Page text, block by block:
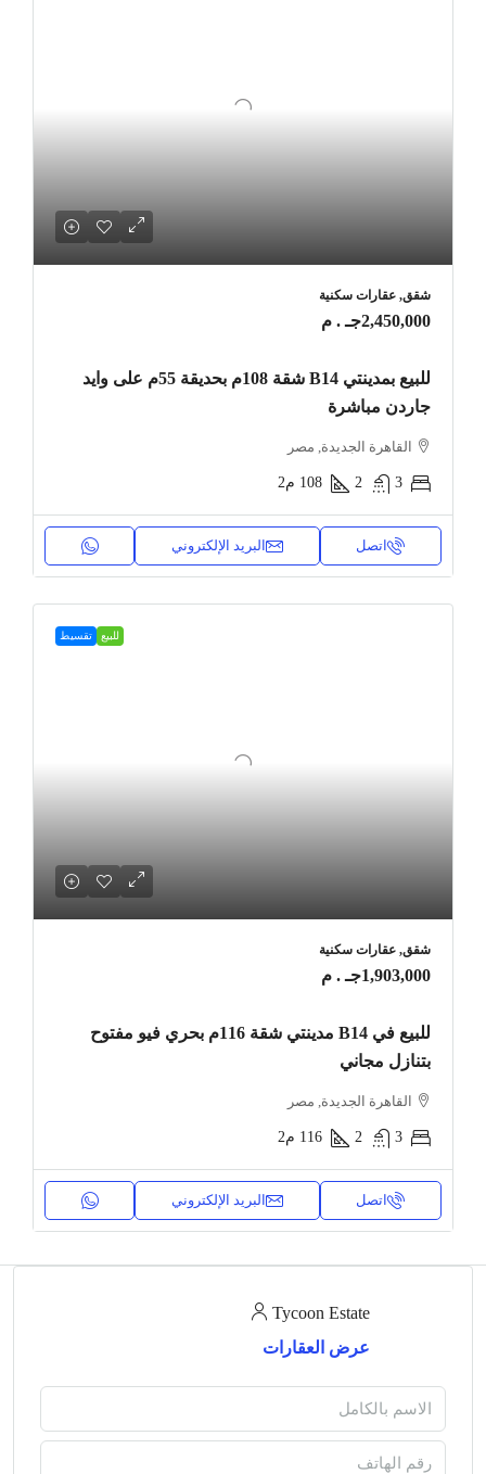
شقق, عقارات سكنية
2,450,000جـ . م
للبيع بمدينتي B14 شقة 108م بحديقة 55م على وايد
جاردن مباشرة
القاهرة الجديدة, مصر
3
2
108 م2
اتصل البريد الإلكتروني
للبيع تقسيط
شقق, عقارات سكنية
1,903,000جـ . م
للبيع في B14 مدينتي شقة 116م بحري فيو مفتوح
بتنازل مجاني
القاهرة الجديدة, مصر
3
2
116 م2
اتصل البريد الإلكتروني
Tycoon Estate
عرض العقارات